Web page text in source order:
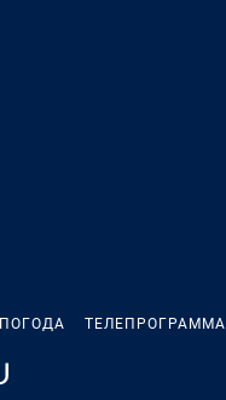
ПОГОДА ТЕЛЕПРОГРАММА